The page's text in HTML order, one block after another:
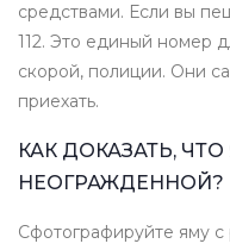
средствами. Если вы
112. Это единый номер
скорой, полиции. Они
приехать.
КАК ДОКАЗАТЬ,
НЕОГРАЖДЕННОЙ?
Сфотографируйте яму с